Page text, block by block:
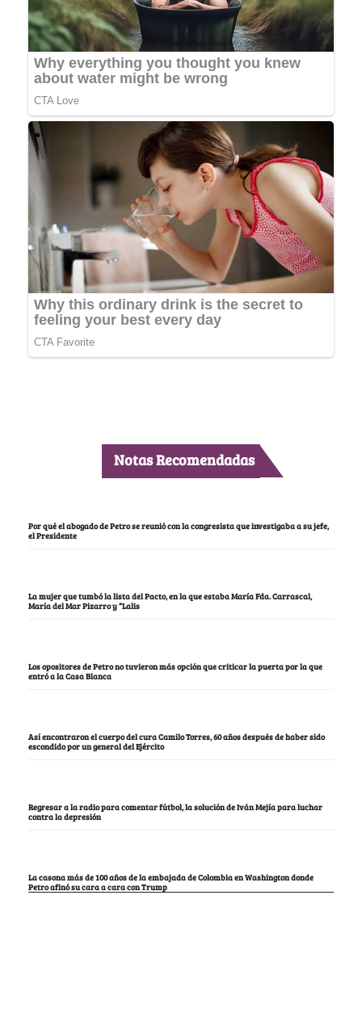
Notas Recomendadas
Por qué el abogado de Petro se reunió con la congresista que investigaba a su jefe,
el Presidente
La mujer que tumbó la lista del Pacto, en la que estaba María Fda. Carrascal,
María del Mar Pizarro y “Lalis
Los opositores de Petro no tuvieron más opción que criticar la puerta por la que
entró a la Casa Blanca
Así encontraron el cuerpo del cura Camilo Torres, 60 años después de haber sido
escondido por un general del Ejército
Regresar a la radio para comentar fútbol, la solución de Iván Mejía para luchar
contra la depresión
La casona más de 100 años de la embajada de Colombia en Washington donde
Petro afinó su cara a cara con Trump